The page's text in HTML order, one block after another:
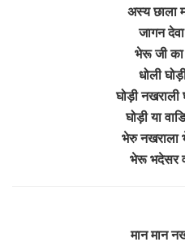
अस्य छाला
जागन
भेरू जी का
धोली
घोड़ी नखराली
घोड़ी या
भेरु नखराला
भेरू भदेसर
मान मान